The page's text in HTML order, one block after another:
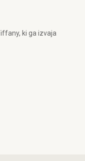
ki ga izvaja